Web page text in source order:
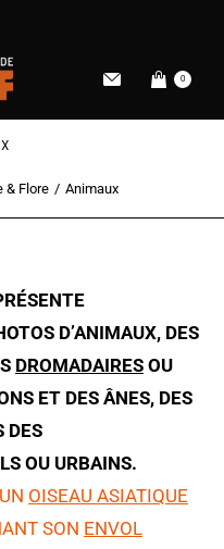
0
& Flore Animaux
D’ANIMAUX, DES
DROMADAIRES OU
ET DES ÂNES, DES
DES
OU URBAINS.
OISEAU ASIATIQUE
SON ENVOL